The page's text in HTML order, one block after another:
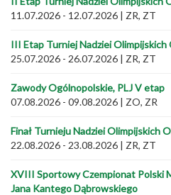
11.07.2026 - 12.07.2026 | ZR, ZT
III Etap Turniej Nadziei Olimpijskich
25.07.2026 - 26.07.2026 | ZR, ZT
Zawody Ogólnopolskie, PLJ V etap
07.08.2026 - 09.08.2026 | ZO, ZR
Finał Turnieju Nadziei Olimpijskich
22.08.2026 - 23.08.2026 | ZR, ZT
XVIII Sportowy Czempionat Polski
Jana Kantego Dąbrowskiego